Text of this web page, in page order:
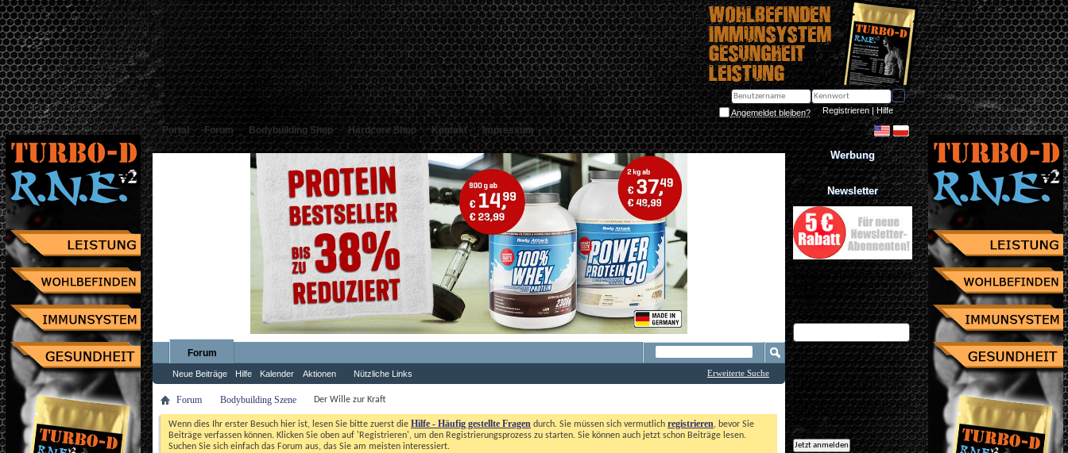
Angemeldet bleiben? Registrieren | Hilfe
Portal Forum Bodybuilding Shop Hardcore Shop Kontakt Impressum
Forum
Neue Beiträge Hilfe Kalender Aktionen Nützliche Links Erweiterte Suche
Forum Bodybuilding Szene Der Wille zur Kraft
Wenn dies Ihr erster Besuch hier ist, lesen Sie bitte zuerst die Hilfe - Häufig gestellte Fragen durch. Sie müssen sich vermutlich registrieren, bevor Sie
Beiträge verfassen können. Klicken Sie oben auf 'Registrieren', um den Registrierungsprozess zu starten. Sie können auch jetzt schon Beiträge lesen.
Suchen Sie sich einfach das Forum aus, das Sie am meisten interessiert.
Werbung
Newsletter
Jetzt zum Newsletter anmelden
und Gutschein über 10%
eMail Adresse
Ich möchte regelmäßig interessante
Angebote per eMail erhalten. Meine
eMail-Adresse wird nicht an andere
Unternehmen weitergegeben. Diese
Einwilligung zur Nutzung meiner
eMail-Adresse für Werbezwecke kann
ich jederzeit mit Wirkung für die
Zukunft widerrufen.